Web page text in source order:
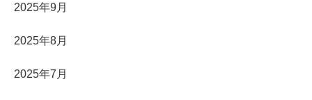
2025年9月
2025年8月
2025年7月